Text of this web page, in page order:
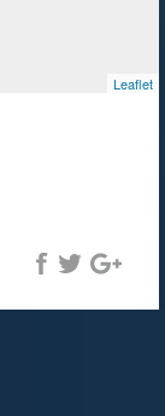
Leaflet